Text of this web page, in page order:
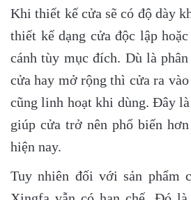
Khi thiết kế cửa sẽ có độ dày
thiết kế dạng cửa độc lập
cánh tùy mục đích. Dù là
cửa hay mở rộng thì cửa ra
cũng linh hoạt khi dùng. Đây
giúp cửa trở nên phổ biến
hiện nay.
Tuy nhiên đối với sản phẩm